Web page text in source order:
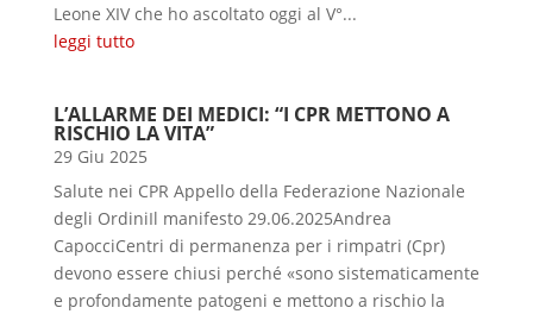
Leone XIV che ho ascoltato oggi al V°...
leggi tutto
L’ALLARME DEI MEDICI: “I CPR METTONO A
RISCHIO LA VITA”
29 Giu 2025
Salute nei CPR Appello della Federazione Nazionale
degli OrdiniIl manifesto 29.06.2025Andrea
CapocciCentri di permanenza per i rimpatri (Cpr)
devono essere chiusi perché «sono sistematicamente
e profondamente patogeni e mettono a rischio la